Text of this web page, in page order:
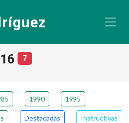
7número de partidas
1990 1995
Destacadas Instructivas